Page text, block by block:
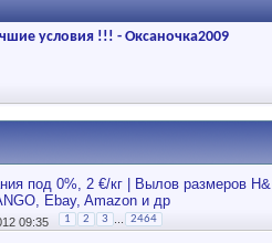
условия !!! - Оксаночка2009
под 0%, 2 €/кг | Вылов размеров
Ebay, Amazon и др
09:35 1 2 3 2464